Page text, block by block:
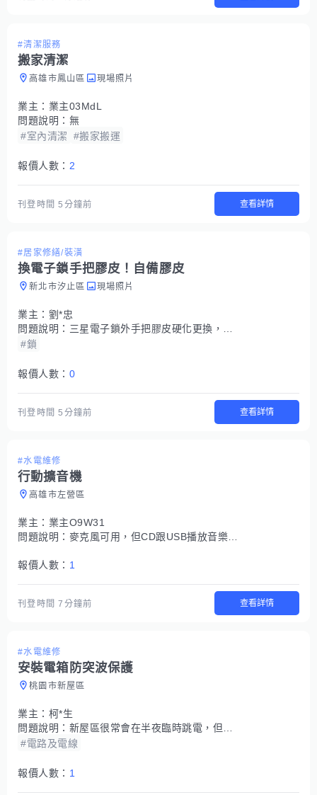
#清潔服務
搬家清潔
高雄市鳳山區 現場照片
業主： 業主03MdL
問題說明： 無
#室內清潔
#搬家搬運
報價人數： 2
刊登時間5分鐘前 查看詳情
#居家修繕/裝潢
換電子鎖手把膠皮！自備膠皮
新北市汐止區 現場照片
業主： 劉*忠
問題說明： 三星電子鎖外手把膠皮硬化更換，有自備材料，請問代工更換工資
#鎖
報價人數： 0
刊登時間5分鐘前 查看詳情
#水電維修
行動擴音機
高雄市左營區
業主： 業主O9W31
問題說明： 麥克風可用，但CD跟USB播放音樂的壞了
報價人數： 1
刊登時間7分鐘前 查看詳情
#水電維修
安裝電箱防突波保護
桃園市新屋區
業主： 柯*生
問題說明： 新屋區很常會在半夜臨時跳電，但是過幾分鐘之後就會回電，擔心電器受到突波傷害 想要在各個電箱都安裝防突破的方式來保護電器
#電路及電線
報價人數： 1